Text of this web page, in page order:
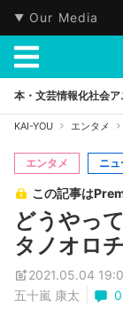
Our Media
本・文芸情報化社会
KAI-YOU エンタメ
エンタメ ニュ
この記事は
どうやっ
タノオロ
2021.05.04
五十嵐 康太
0